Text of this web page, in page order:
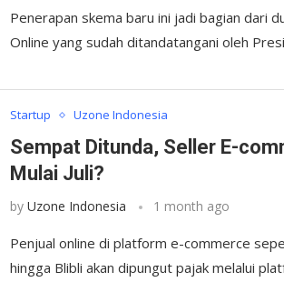
Penerapan skema baru ini jadi bagian dari
Online yang sudah ditandatangani oleh
Startup Uzone Indonesia
Sempat Ditunda, Seller E-
Mulai Juli?
byUzone Indonesia 1 month ago
Penjual online di platform e-commerce
hingga Blibli akan dipungut pajak melalui